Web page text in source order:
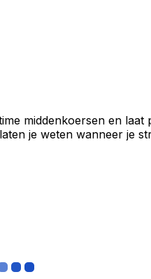
middenkoersen en
je weten wanneer je